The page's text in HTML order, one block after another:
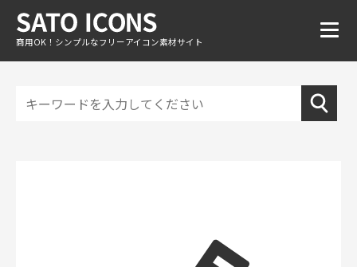
商用OK！シンプルなフリーアイコン素材サイト